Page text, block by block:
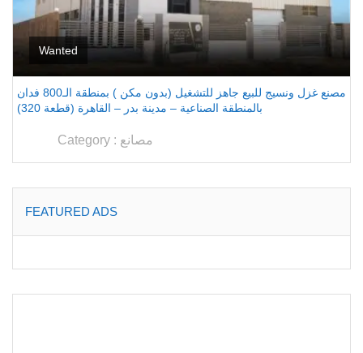
Wanted
مصنع غزل ونسيج للبيع جاهز للتشغيل (بدون مكن ) بمنطقة الـ800 فدان
بالمنطقة الصناعية – مدينة بدر – القاهرة (قطعة 320)
Category : مصانع
FEATURED ADS